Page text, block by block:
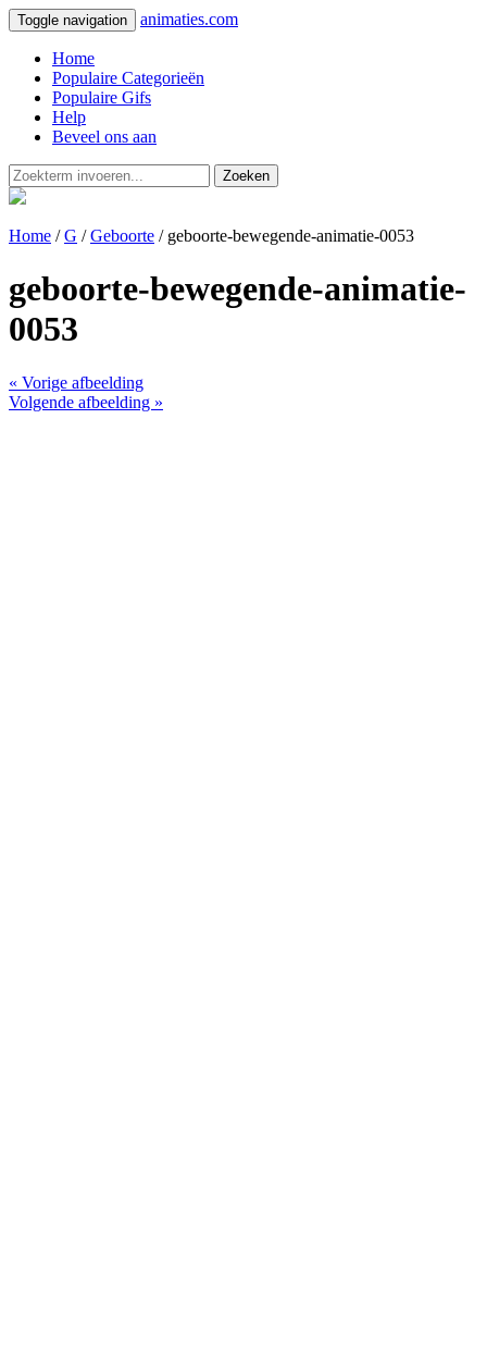
Toggle navigation animaties.com
Home
Populaire Categorieën
Populaire Gifs
Help
Beveel ons aan
Zoeken
Home /G /Geboorte / geboorte-bewegende-animatie-0053
geboorte-bewegende-animatie-
0053
« Vorige afbeelding
Volgende afbeelding »